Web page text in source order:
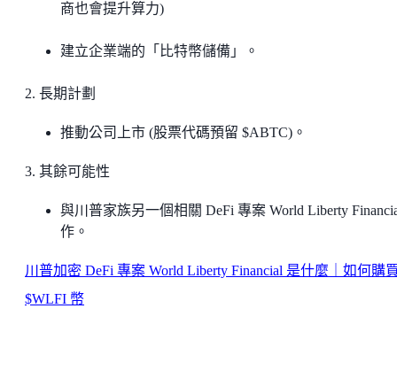
商也會提升算力)
建立企業端的「比特幣儲備」。
2. 長期計劃
推動公司上市 (股票代碼預留 $ABTC)。
3. 其餘可能性
與川普家族另一個相關 DeFi 專案 World Liberty
作。
川普加密 DeFi 專案 World Liberty Financial 是什麼｜如何購
$WLFI 幣